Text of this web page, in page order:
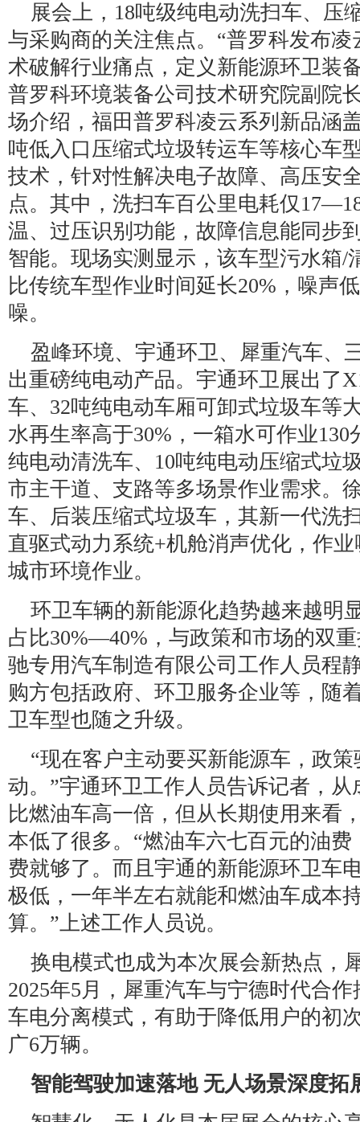
展会上，18吨级纯电动洗扫车、压
与采购商的关注焦点。“普罗科发布
术破解行业痛点，定义新能源环卫装
普罗科环境装备公司技术研究院副院
场介绍，福田普罗科凌云系列新品涵
吨低入口压缩式垃圾转运车等核心车
技术，针对性解决电子故障、高压安
点。其中，洗扫车百公里电耗仅
温、过压识别功能，故障信息能同步
智能。现场实测显示，该车型污水箱/
比传统车型作业时间延长20%，噪声
噪。
盈峰环境、宇通环卫、犀重汽车、
出重磅纯电动产品。宇通环卫展出了
车、32吨纯电动车厢可卸式垃圾车等
水再生率高于30%，一箱水可作业
纯电动清洗车、10吨纯电动压缩式垃
市主干道、支路等多场景作业需求。
车、后装压缩式垃圾车，其新一代洗
直驱式动力系统+机舱消声优化，作
城市环境作业。
环卫车辆的新能源化趋势越来越明
占比30%—40%，与政策和市场的双
驰专用汽车制造有限公司工作人员程
购方包括政府、环卫服务企业等，随
卫车型也随之升级。
“现在客户主动要买新能源车，政
动。”宇通环卫工作人员告诉记者，
比燃油车高一倍，但从长期使用来看
本低了很多。“燃油车六七百元的油
费就够了。而且宇通的新能源环卫车
极低，一年半左右就能和燃油车成本
算。”上述工作人员说。
换电模式也成为本次展会新热点，
2025年5月，犀重汽车与宁德时代合
车电分离模式，有助于降低用户的初
广6万辆。
智能驾驶加速落地 无人场景深度拓